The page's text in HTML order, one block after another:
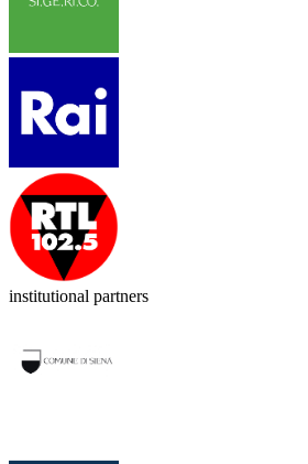
institutional partners